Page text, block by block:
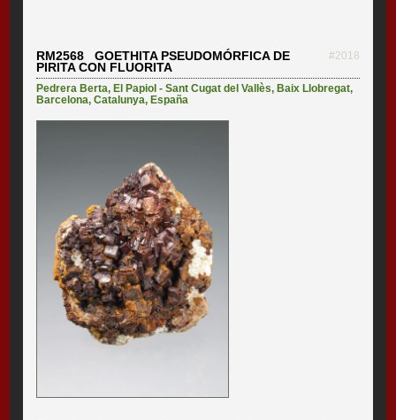
RM2568 GOETHITA PSEUDOMÓRFICA DE
PIRITA CON FLUORITA
#2018
Pedrera Berta,El Papiol - Sant Cugat del Vallès,Baix Llobregat,
Barcelona,Catalunya,España